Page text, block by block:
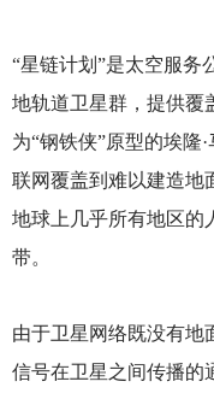
“星链计划”是太空服务
地轨道卫星群，提供覆
为“钢铁侠”原型的埃隆
联网覆盖到难以建造地
地球上几乎所有地区的
带。
由于卫星网络既没有地
信号在卫星之间传播的